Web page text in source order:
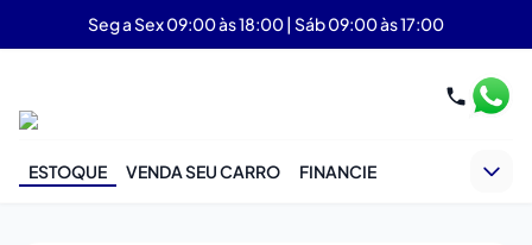
Seg a Sex 09:00 às 18:00 | Sáb 09:00 às 17:00
ESTOQUE VENDA SEU CARRO FINANCIE